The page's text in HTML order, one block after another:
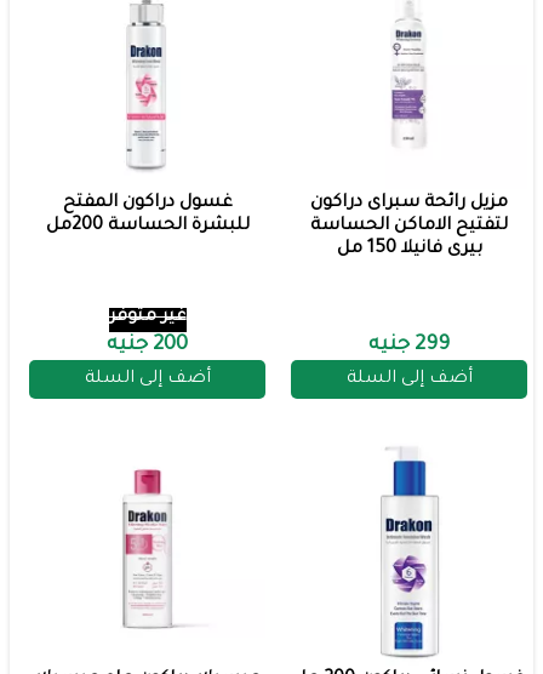
مزيل رائحة سبراى دراكون
لتفتيح الاماكن الحساسة
بيرى فانيلا 150 مل
299 جنيه
أضف إلى السلة
غسول دراكون المفتح
للبشرة الحساسة 200مل
غير متوفر
200 جنيه
أضف إلى السلة